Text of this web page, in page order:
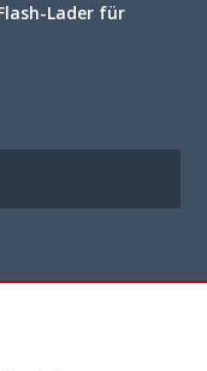
Lader für